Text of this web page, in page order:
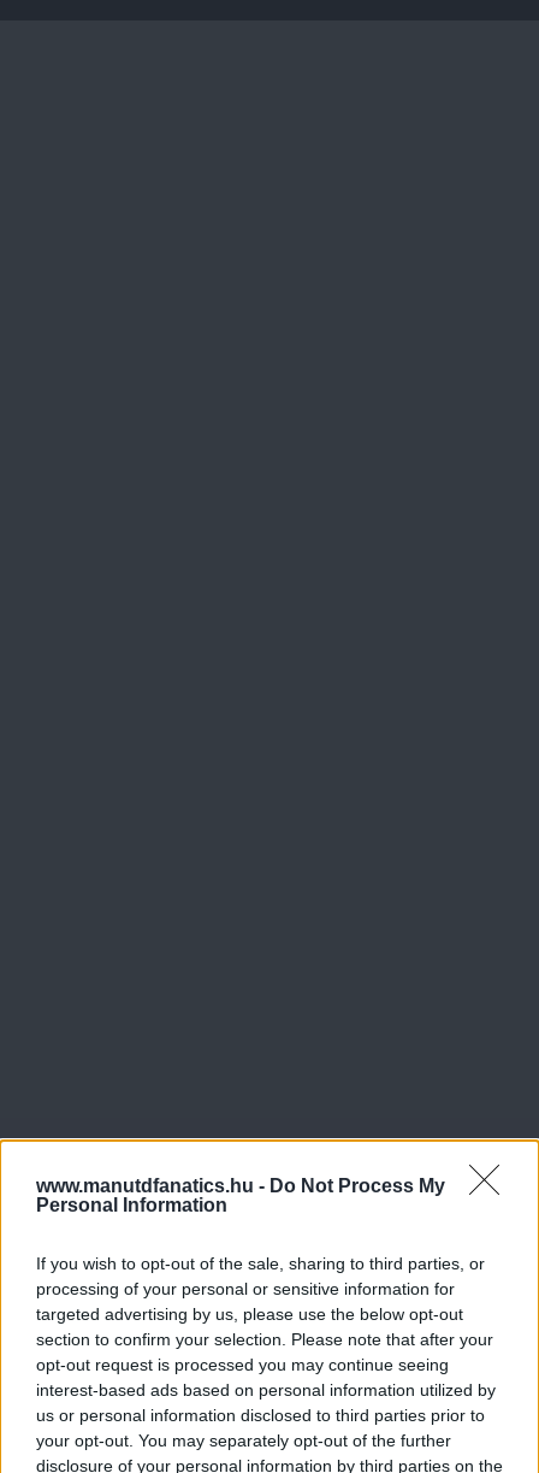
www.manutdfanatics.hu - Do Not Process My
Personal Information
If you wish to opt-out of the sale, sharing to third parties, or
processing of your personal or sensitive information for
targeted advertising by us, please use the below opt-out
section to confirm your selection. Please note that after your
opt-out request is processed you may continue seeing
interest-based ads based on personal information utilized by
us or personal information disclosed to third parties prior to
your opt-out. You may separately opt-out of the further
disclosure of your personal information by third parties on the